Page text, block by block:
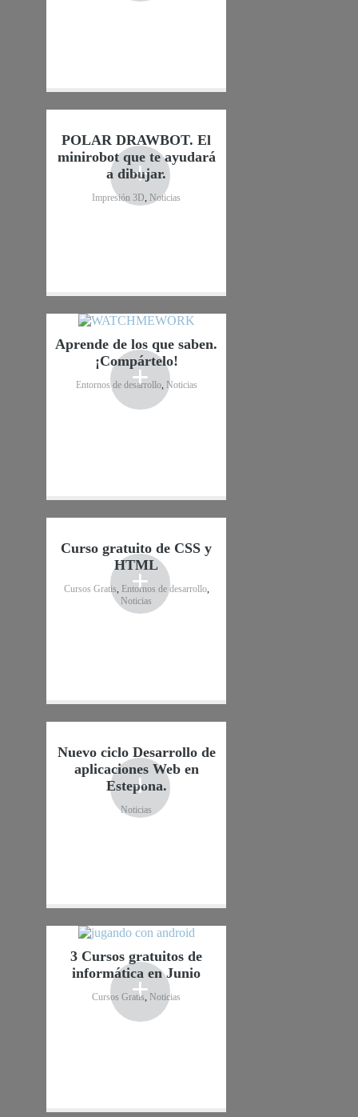
+
POLAR DRAWBOT. El
minirobot que te ayudará
a dibujar.
Impresión 3D Noticias
+
Aprende de los que saben.
¡Compártelo!
Entornos de desarrollo, Noticias
+
Curso gratuito de CSS y
HTML
Cursos Gratis Entornos de desarrollo,
Noticias
+
Nuevo ciclo Desarrollo de
aplicaciones Web en
Estepona.
Noticias
+
3 Cursos gratuitos de
informática en Junio
Cursos Gratis Noticias